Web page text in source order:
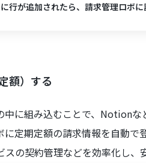
行が追加されたら、請求管理ロボ
額）する
中に組み込むことで、Notion
に定期定額の請求情報を自動で
スの契約管理などを効率化し